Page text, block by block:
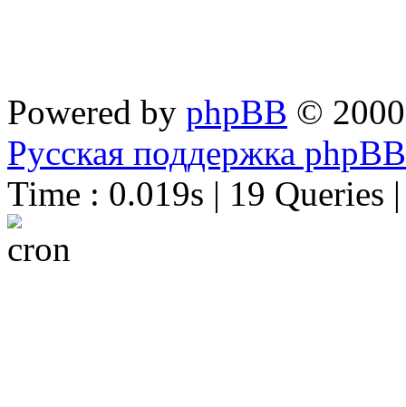
Powered by phpBB ©
Русская поддержка phpBB
Time : 0.019s | 19 Queries